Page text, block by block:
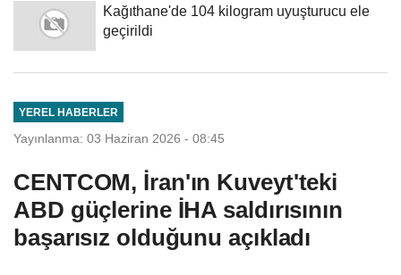
Kağıthane'de 104 kilogram uyuşturucu ele
geçirildi
YEREL HABERLER
Yayınlanma: 03 Haziran 2026 - 08:45
CENTCOM, İran'ın Kuveyt'teki
ABD güçlerine İHA saldırısının
başarısız olduğunu açıkladı